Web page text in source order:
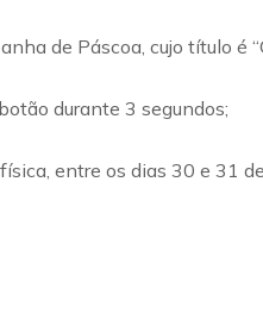
de Páscoa, cujo título é
durante 3 segundos;
entre os dias 30 e 31